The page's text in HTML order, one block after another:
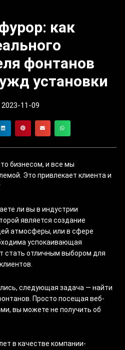
как
фонтанов
установки
2023-11-09
бизнесом, и все мы
Это привлекает клиента и
ли вы в индустрии
является создание
атмосферы, или в сфере
успокаивающая
стать отличным выбором для
следующая задача — найти
Просто посещая веб-
вы можете не получить об
в качестве компании-